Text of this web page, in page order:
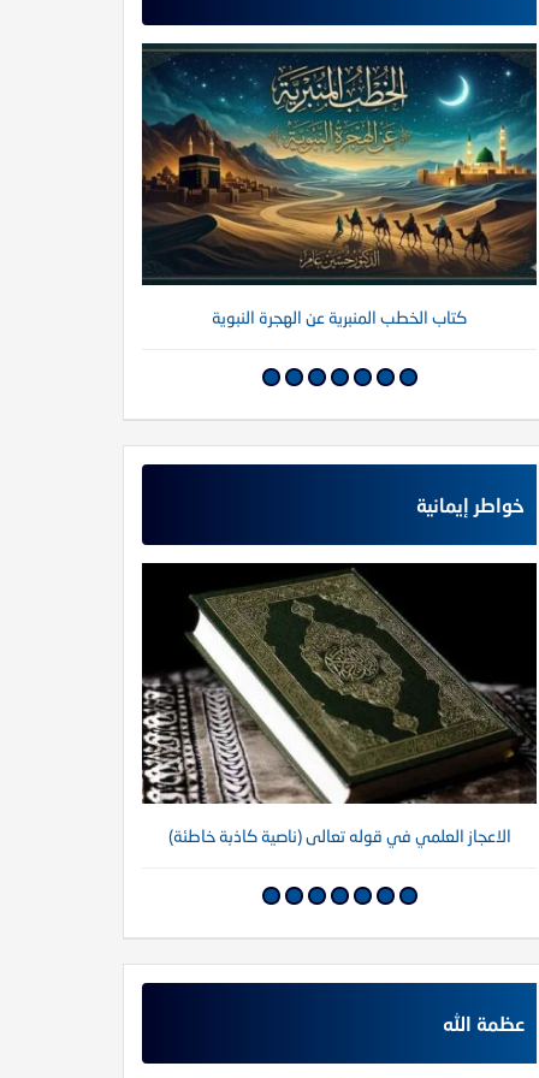
كتاب الخطب المنبرية عن الهجرة النبوية
خواطر إيمانية
الاعجاز العلمي في قوله تعالى (ناصية كاذبة خاطئة)
عظمة الله